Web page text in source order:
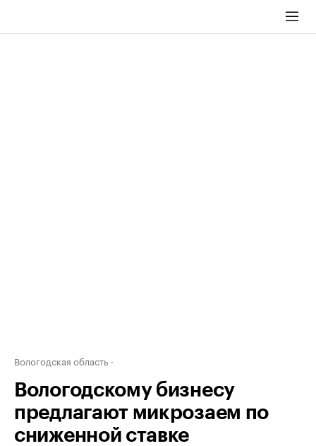
Вологодская область
Вологодскому бизнесу
предлагают микрозаем по
сниженной ставке